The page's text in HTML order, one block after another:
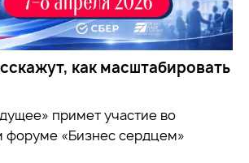
как масштабировать
примет участие во
форуме «Бизнес сердцем»